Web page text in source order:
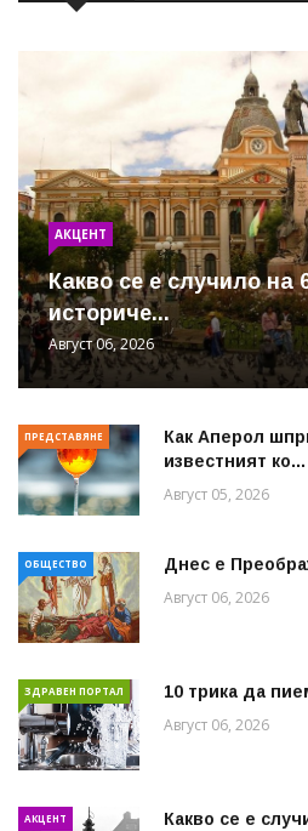
АКЦЕНТ
Какво се е случило на
историче...
Август 06, 2026
ПРЕДСТАВЯНЕ
Как Аперол
известният ко...
Август 05, 2026
ОБЩЕСТВО Днес е
Август 06, 2026
ЗДРАВЕН ПОРТАЛ 10 трика да
Август 06, 2026
АКЦЕНТ
Какво се е